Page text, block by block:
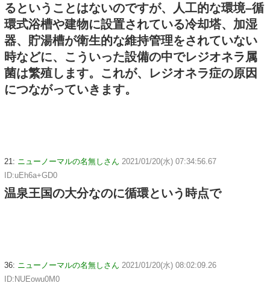
るということはないのですが、人工的な環境–循
環式浴槽や建物に設置されている冷却塔、加湿
器、貯湯槽が衛生的な維持管理をされていない
時などに、こういった設備の中でレジオネラ属
菌は繁殖します。これが、レジオネラ症の原因
につながっていきます。
21: ニューノーマルの名無しさん 2021/01/20(水) 07:34:56.67
ID:uEh6a+GD0
温泉王国の大分なのに循環という時点で
36: ニューノーマルの名無しさん 2021/01/20(水) 08:02:09.26
ID:NUEowu0M0